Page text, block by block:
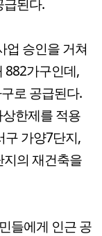
업 승인을 거쳐
882가구인데,
로 공급된다.
한제를 적용
구 가양7단지,
의 재건축을
들에게 인근 공